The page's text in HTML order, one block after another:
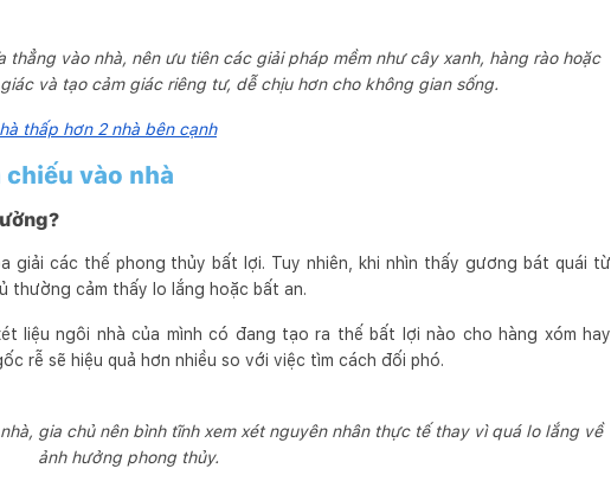
vào nhà, nên ưu tiên các giải pháp mềm như cây xanh, hàng rào hoặc
và tạo cảm giác riêng tư, dễ chịu hơn cho không gian sống.
thấp hơn 2 nhà bên cạnh
vào nhà
giải các thế phong thủy bất lợi. Tuy nhiên, khi nhìn thấy gương bát quái từ
thường cảm thấy lo lắng hoặc bất an.
liệu ngôi nhà của mình có đang tạo ra thế bất lợi nào cho hàng xóm hay
rễ sẽ hiệu quả hơn nhiều so với việc tìm cách đối phó.
gia chủ nên bình tĩnh xem xét nguyên nhân thực tế thay vì quá lo lắng về
ảnh hưởng phong thủy.